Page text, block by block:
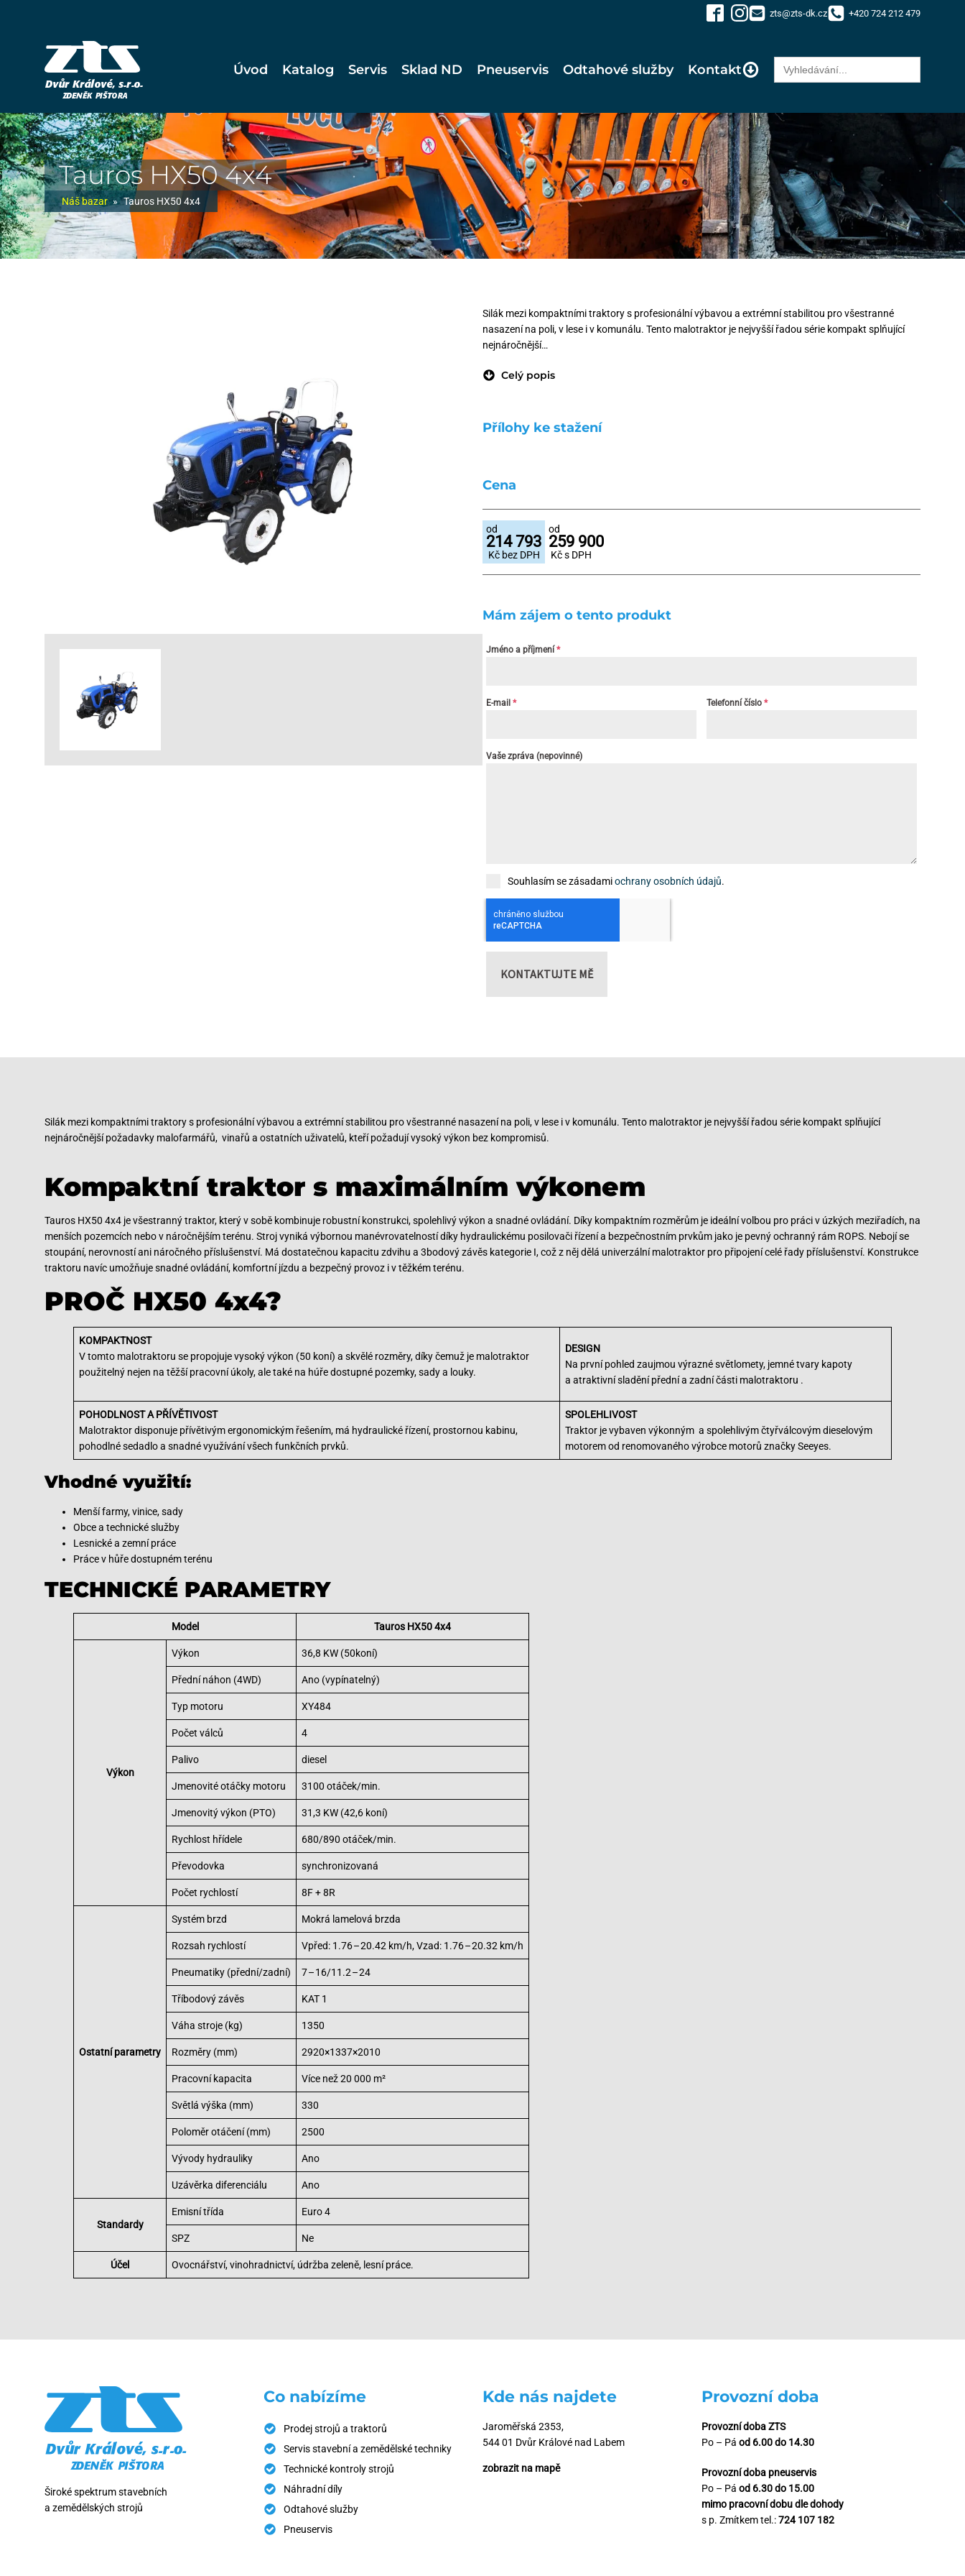
zts@zts-dk.cz +420 724 212 479
Úvod Katalog Servis Sklad ND Pneuservis Odtahové služby Kontakt
Search
for:
Tauros HX50 4x4
Náš bazar » Tauros HX50 4x4
Silák mezi kompaktními traktory s profesionální výbavou a extrémní stabilitou pro všestranné
nasazení na poli, v lese i v komunálu. Tento malotraktor je nejvyšší řadou série kompakt splňující
nejnáročnější…
Celý popis
Přílohy ke stažení
Cena
od
214 793
Kč bez DPH
od
259 900
Kč s DPH
Mám zájem o tento produkt
Jméno a příjmení *
E-mail * Telefonní číslo *
Vaše zpráva (nepovinné)
Souhlasím se zásadamiochrany osobních údajů.
KONTAKTUJTE MĚ
Silák mezi kompaktními traktory s profesionální výbavou a extrémní stabilitou pro všestranné nasazení na poli, v lese i v komunálu. Tento malotraktor je nejvyšší řadou série kompakt splňující
nejnáročnější požadavky malofarmářů, vinařů a ostatních uživatelů, kteří požadují vysoký výkon bez kompromisů.
Kompaktní traktor s maximálním výkonem
Tauros HX50 4x4 je všestranný traktor, který v sobě kombinuje robustní konstrukci, spolehlivý výkon a snadné ovládání. Díky kompaktním rozměrům je ideální volbou pro práci v úzkých meziřadích, na
menších pozemcích nebo v náročnějším terénu. Stroj vyniká výbornou manévrovatelností díky hydraulickému posilovači řízení a bezpečnostním prvkům jako je pevný ochranný rám ROPS. Nebojí se
stoupání, nerovností ani náročného příslušenství. Má dostatečnou kapacitu zdvihu a 3bodový závěs kategorie I, což z něj dělá univerzální malotraktor pro připojení celé řady příslušenství. Konstrukce
traktoru navíc umožňuje snadné ovládání, komfortní jízdu a bezpečný provoz i v těžkém terénu.
PROČ HX50 4x4?
KOMPAKTNOST
V tomto malotraktoru se propojuje vysoký výkon (50 koní) a skvělé rozměry, díky čemuž je malotraktor
použitelný nejen na těžší pracovní úkoly, ale také na húře dostupné pozemky, sady a louky.
DESIGN
Na první pohled zaujmou výrazné světlomety, jemné tvary kapoty
a atraktivní sladění přední a zadní části malotraktoru .
POHODLNOST A PŘÍVĚTIVOST
Malotraktor disponuje přívětivým ergonomickým řešením, má hydraulické řízení, prostornou kabinu,
pohodlné sedadlo a snadné využívání všech funkčních prvků.
SPOLEHLIVOST
Traktor je vybaven výkonným a spolehlivým čtyřválcovým dieselovým
motorem od renomovaného výrobce motorů značky Seeyes.
Vhodné využití:
Menší farmy, vinice, sady
Obce a technické služby
Lesnické a zemní práce
Práce v hůře dostupném terénu
TECHNICKÉ PARAMETRY
Model Tauros HX50 4x4
Výkon
Výkon 36,8 KW (50koní)
Přední náhon (4WD) Ano (vypínatelný)
Typ motoru XY484
Počet válců 4
Palivo diesel
Jmenovité otáčky motoru 3100 otáček/min.
Jmenovitý výkon (PTO) 31,3 KW (42,6 koní)
Rychlost hřídele 680/890 otáček/min.
Převodovka synchronizovaná
Počet rychlostí 8F + 8R
Ostatní parametry
Systém brzd Mokrá lamelová brzda
Rozsah rychlostí Vpřed: 1.76 – 20.42 km/h, Vzad: 1.76 – 20.32 km/h
Pneumatiky (přední/zadní) 7 – 16/11.2 – 24
Tříbodový závěs KAT 1
Váha stroje (kg) 1350
Rozměry (mm) 2920×1337×2010
Pracovní kapacita Více než 20 000 m²
Světlá výška (mm) 330
Poloměr otáčení (mm) 2500
Vývody hydrauliky Ano
Uzávěrka diferenciálu Ano
Standardy
Emisní třída Euro 4
SPZ Ne
Účel Ovocnářství, vinohradnictví, údržba zeleně, lesní práce.
Široké spektrum stavebních
a zemědělských strojů
Co nabízíme
Prodej strojů a traktorů
Servis stavební a zemědělské techniky
Technické kontroly strojů
Náhradní díly
Odtahové služby
Pneuservis
Kde nás najdete
Jaroměřská 2353,
544 01 Dvůr Králové nad Labem
zobrazit na mapě
Provozní doba
Provozní doba ZTS
Po – Pá od 6.00 do 14.30
Provozní doba pneuservis
Po – Pá od 6.30 do 15.00
mimo pracovní dobu dle dohody
s p. Zmítkem tel.:724 107 182